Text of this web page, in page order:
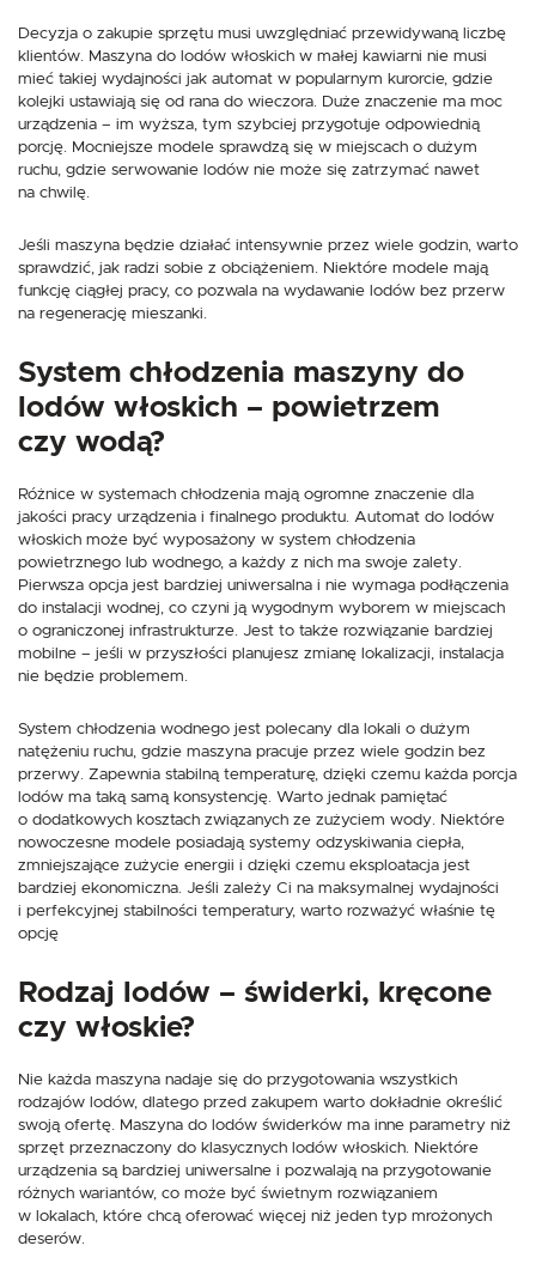
Decyzja o zakupie sprzętu musi uwzględniać przewidywaną liczbę
klientów. Maszyna do lodów włoskich w małej kawiarni nie musi
mieć takiej wydajności jak automat w popularnym kurorcie, gdzie
kolejki ustawiają się od rana do wieczora. Duże znaczenie ma moc
urządzenia – im wyższa, tym szybciej przygotuje odpowiednią
porcję. Mocniejsze modele sprawdzą się w miejscach o dużym
ruchu, gdzie serwowanie lodów nie może się zatrzymać nawet
na chwilę.
Jeśli maszyna będzie działać intensywnie przez wiele godzin, warto
sprawdzić, jak radzi sobie z obciążeniem. Niektóre modele mają
funkcję ciągłej pracy, co pozwala na wydawanie lodów bez przerw
na regenerację mieszanki.
System chłodzenia maszyny do
lodów włoskich – powietrzem
czy wodą?
Różnice w systemach chłodzenia mają ogromne znaczenie dla
jakości pracy urządzenia i finalnego produktu. Automat do lodów
włoskich może być wyposażony w system chłodzenia
powietrznego lub wodnego, a każdy z nich ma swoje zalety.
Pierwsza opcja jest bardziej uniwersalna i nie wymaga podłączenia
do instalacji wodnej, co czyni ją wygodnym wyborem w miejscach
o ograniczonej infrastrukturze. Jest to także rozwiązanie bardziej
mobilne – jeśli w przyszłości planujesz zmianę lokalizacji, instalacja
nie będzie problemem.
System chłodzenia wodnego jest polecany dla lokali o dużym
natężeniu ruchu, gdzie maszyna pracuje przez wiele godzin bez
przerwy. Zapewnia stabilną temperaturę, dzięki czemu każda porcja
lodów ma taką samą konsystencję. Warto jednak pamiętać
o dodatkowych kosztach związanych ze zużyciem wody. Niektóre
nowoczesne modele posiadają systemy odzyskiwania ciepła,
zmniejszające zużycie energii i dzięki czemu eksploatacja jest
bardziej ekonomiczna. Jeśli zależy Ci na maksymalnej wydajności
i perfekcyjnej stabilności temperatury, warto rozważyć właśnie tę
opcję
Rodzaj lodów – świderki, kręcone
czy włoskie?
Nie każda maszyna nadaje się do przygotowania wszystkich
rodzajów lodów, dlatego przed zakupem warto dokładnie określić
swoją ofertę. Maszyna do lodów świderków ma inne parametry niż
sprzęt przeznaczony do klasycznych lodów włoskich. Niektóre
urządzenia są bardziej uniwersalne i pozwalają na przygotowanie
różnych wariantów, co może być świetnym rozwiązaniem
w lokalach, które chcą oferować więcej niż jeden typ mrożonych
deserów.